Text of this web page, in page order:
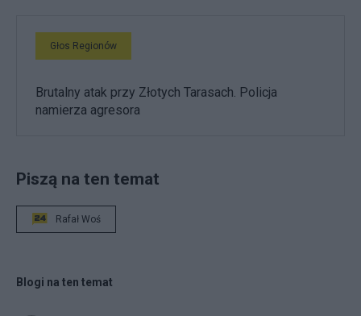
Głos Regionów
Brutalny atak przy Złotych Tarasach. Policja
namierza agresora
Piszą na ten temat
Rafał Woś
Blogi na ten temat